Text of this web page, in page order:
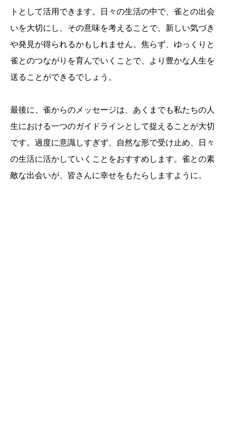
トとして活用できます。日々の生活の中で、雀との出会
いを大切にし、その意味を考えることで、新しい気づき
や発見が得られるかもしれません。焦らず、ゆっくりと
雀とのつながりを育んでいくことで、より豊かな人生を
送ることができるでしょう。
最後に、雀からのメッセージは、あくまでも私たちの人
生における一つのガイドラインとして捉えることが大切
です。過度に意識しすぎず、自然な形で受け止め、日々
の生活に活かしていくことをおすすめします。雀との素
敵な出会いが、皆さんに幸せをもたらしますように。